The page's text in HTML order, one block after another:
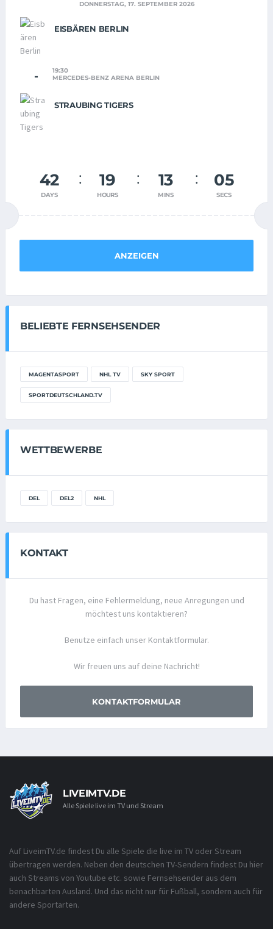
DONNERSTAG, 17. SEPTEMBER 2026
EISBÄREN BERLIN
-
19:30
MERCEDES-BENZ ARENA BERLIN
STRAUBING TIGERS
42
DAYS
19
HOURS
13
MINS
05
SECS
ANZEIGEN
BELIEBTE FERNSEHSENDER
MAGENTASPORT NHL TV SKY SPORT
SPORTDEUTSCHLAND.TV
WETTBEWERBE
DEL DEL2 NHL
KONTAKT
Du hast Fragen, eine Fehlermeldung, neue Anregungen und
möchtest uns kontaktieren?
Benutze einfach unser Kontaktformular.
Wir freuen uns auf deine Nachricht!
KONTAKTFORMULAR
LIVEIMTV.DE
Alle Spiele live im TV und Stream
Auf LiveimTV.de findest Du alle Spiele die live im TV oder Stream
übertragen werden. Neben den deutschen TV-Sendern findest Du hier
auch Streams von Youtube etc. sowie Fernsehsender aus dem
benachbarten Ausland. Und das nicht nur für Fußball, sondern auch für
andere Sportarten.